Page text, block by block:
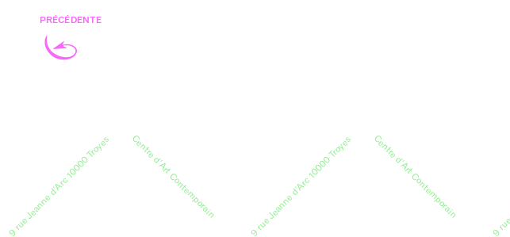
PRÉCÉDENTE
9 rue Jeanne d’Arc 10000 Troyes Centre d’Art Contemporain 9 rue Jeanne d’Arc 10000 Troyes Centre d’Art Contemporain